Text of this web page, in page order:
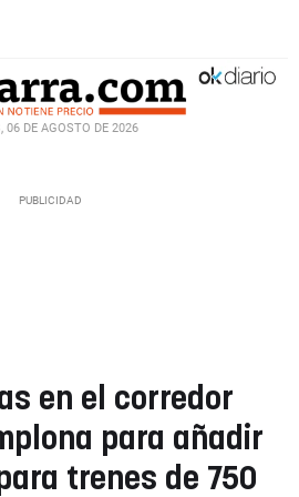
06 DE AGOSTO DE 2026
en el corredor
para añadir
trenes de 750